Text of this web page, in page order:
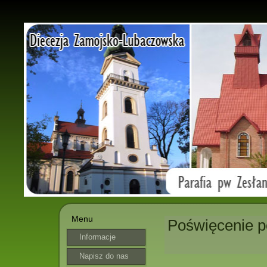
Menu
Informacje
parafialne
Napisz do nas
Poświęcenie